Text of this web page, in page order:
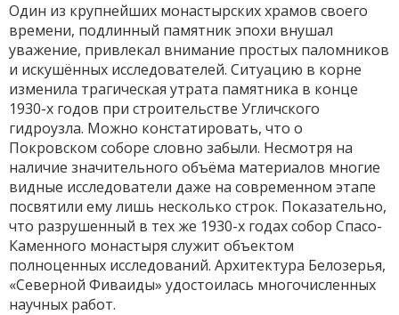
Один из крупнейших монастырских храмов своего
времени, подлинный памятник эпохи внушал
уважение, привлекал внимание простых паломников
и искушённых исследователей. Ситуацию в корне
изменила трагическая утрата памятника в конце
1930-х годов при строительстве Угличского
гидроузла. Можно констатировать, что о
Покровском соборе словно забыли. Несмотря на
наличие значительного объёма материалов многие
видные исследователи даже на современном этапе
посвятили ему лишь несколько строк. Показательно,
что разрушенный в тех же 1930-х годах собор Спасо-
Каменного монастыря служит объектом
полноценных исследований. Архитектура Белозерья,
«Северной Фиваиды» удостоилась многочисленных
научных работ.